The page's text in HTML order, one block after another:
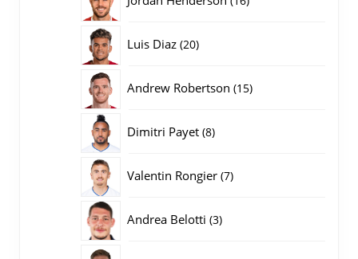
Luis Diaz 2020
Andrew Robertson 1515
Dimitri Payet 88
Valentin Rongier 77
Andrea Belotti 33